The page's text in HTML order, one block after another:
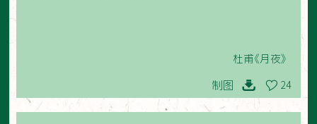
杜甫《月夜》
制图 24